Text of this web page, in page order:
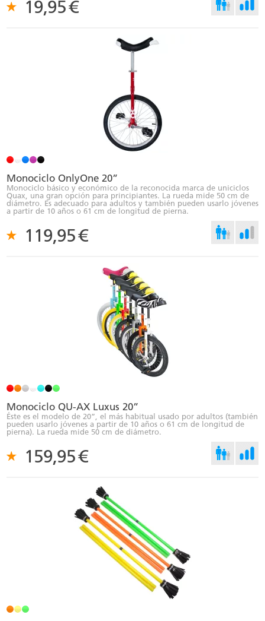
19,95€
Monociclo OnlyOne 20”
Monociclo básico y económico de la reconocida marca de uniciclos
Quax, una gran opción para principiantes. La rueda mide 50 cm de
diámetro. Es adecuado para adultos y también pueden usarlo jóvenes
a partir de 10 años o 61 cm de longitud de pierna.
119,95€
Monociclo QU-AX Luxus 20”
Éste es el modelo de 20”, el más habitual usado por adultos (también
pueden usarlo jóvenes a partir de 10 años o 61 cm de longitud de
pierna). La rueda mide 50 cm de diámetro.
159,95€